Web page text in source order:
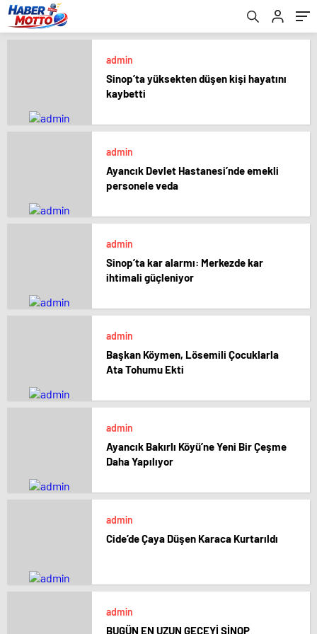
admin
Sinop’ta yüksekten düşen kişi hayatını
kaybetti
admin
Ayancık Devlet Hastanesi’nde emekli
personele veda
admin
Sinop’ta kar alarmı: Merkezde kar
ihtimali güçleniyor
admin
Başkan Köymen, Lösemili Çocuklarla
Ata Tohumu Ekti
admin
Ayancık Bakırlı Köyü’ne Yeni Bir Çeşme
Daha Yapılıyor
admin
Cide’de Çaya Düşen Karaca Kurtarıldı
admin
BUGÜN EN UZUN GECEYİ SİNOP